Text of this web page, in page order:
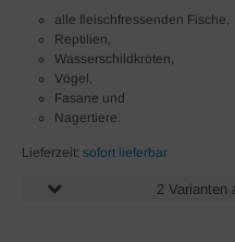
alle fleischfressenden Fische,
Reptilien,
Wasserschildkröten,
Vögel,
Fasane und
Nagertiere.
Lieferzeit: sofort lieferbar
2 Varianten